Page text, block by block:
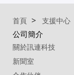
首頁 支援中心
公司簡介
關於訊連科技
新聞室